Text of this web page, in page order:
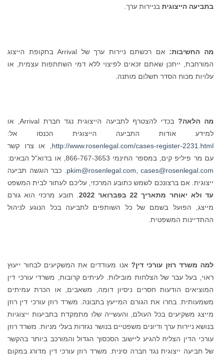
בתביעה הייצוגית בניירות ערך.
מה החשיבות:
אם רכשתם ניירות ערך של Arrival בתקופת הייצוג
המורחבת, ייתכן שאתם זכאים לפיצוי ללא דמי השתתפות עצמית, או
עלויות מכוח הסדר תשלום מותנה.
מה הלאה?
בכדי להצטרף לתביעה הייצוגית נגד חברת Arrival, או
למידע אודות התביעה הייצוגית הכנסו אל:
http://www.rosenlegal.com/cases-register-2231.html, או צרו קשר
עם מר פיליפ קים, במספר החינמי 866-767-3653, או בדוא"ל הבאים:
pkim@rosenlegal.com, cases@rosenlegal.com
. כבר הוגשה תביעה
ייצוגית. אם ברצונכם לשמש כתובע המרכזי, עליכם לעתור לבית המשפט
עד ולא יאוחר מתאריך 22 בפברואר 2022
. תובע מרכזי הוא גורם
מייצג, הפועל בשמם של כל השותפים לתביעה בכל הנוגע לניהול
ההתדיינות המשפטית.
למה משרד רוזן עורכי דין? אנו מעודדים את המשקיעים לבחור ייעוץ
ראוי, בעל עבר של הצלחות מובילות. לעיתים קרובות, משרדי עורכי דין
המוציאים הודעות חסרים ניסיון דומה, משאבים, או הכרת עמיתים
משמעותית. בחרו את הגורם המייעץ בתבונה. משרד רוזן עורכי דין רוזן
מייצג משקיעים בכל העולם, והעשייה שלו מתמקדת בתביעות ייצוגיות
בנושא ניירות ערך ודיונים משפטיים בנושר נגזרות בעלי מניות. משרד רוזן
עורכי הדין הצליח להגיע ליישוב הסכסוך הגדול והמורכב ביותר בהקשר
של תביעה ייצוגית נגד חברה סינית. משרד רוזן עורכי דין מדורג במקום